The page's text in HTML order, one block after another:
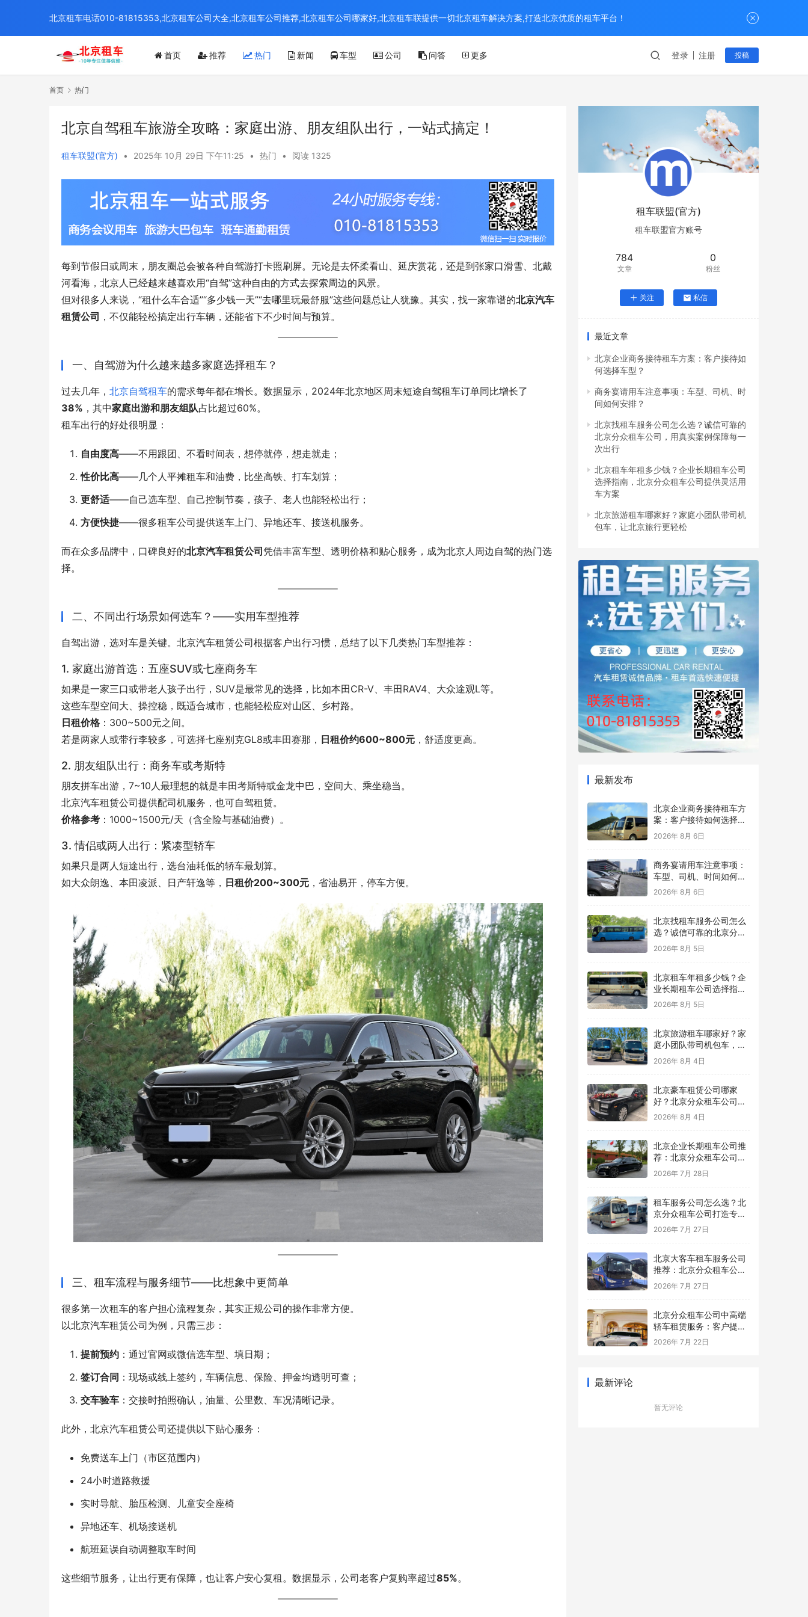
首页 推荐 热门 新闻 车型 公司 问答 更多 登录 注册 投稿
首页 热门
北京自驾租车旅游全攻略：家庭出游、朋友组队出行，一站式搞定！
租车联盟(官方) • 2025年 10月 29日 下午11:25 • 热门 • 阅读 1325
每到节假日或周末，朋友圈总会被各种自驾游打卡照刷屏。无论是去怀柔看山、延庆赏花，还是到张家口滑雪、北戴
河看海，北京人已经越来越喜欢用“自驾”这种自由的方式去探索周边的风景。
但对很多人来说，“租什么车合适”“多少钱一天”“去哪里玩最舒服”这些问题总让人犹豫。其实，找一家靠谱的北京汽车
租赁公司 ，不仅能轻松搞定出行车辆，还能省下不少时间与预算。
一、自驾游为什么越来越多家庭选择租车？
过去几年， 北京自驾租车的需求每年都在增长。数据显示，2024年北京地区周末短途自驾租车订单同比增长了
38% ，其中家庭出游和朋友组队占比超过60%。
租车出行的好处很明显：
自由度高——不用跟团、不看时间表，想停就停，想走就走；
性价比高——几个人平摊租车和油费，比坐高铁、打车划算；
更舒适——自己选车型、自己控制节奏，孩子、老人也能轻松出行；
方便快捷——很多租车公司提供送车上门、异地还车、接送机服务。
而在众多品牌中，口碑良好的北京汽车租赁公司 凭借丰富车型、透明价格和贴心服务，成为北京人周边自驾的热门选
择。
二、不同出行场景如何选车？——实用车型推荐
自驾出游，选对车是关键。北京汽车租赁公司根据客户出行习惯，总结了以下几类热门车型推荐：
1. 家庭出游首选：五座SUV或七座商务车
如果是一家三口或带老人孩子出行，SUV是最常见的选择，比如本田CR-V、丰田RAV4、大众途观L等。
这些车型空间大、操控稳，既适合城市，也能轻松应对山区、乡村路。
日租价格 ：300~500元之间。
若是两家人或带行李较多，可选择七座别克GL8或丰田赛那， 日租价约600~800元 ，舒适度更高。
2. 朋友组队出行：商务车或考斯特
朋友拼车出游，7~10人最理想的就是丰田考斯特或金龙中巴，空间大、乘坐稳当。
北京汽车租赁公司提供配司机服务，也可自驾租赁。
价格参考 ：1000~1500元/天（含全险与基础油费）。
3. 情侣或两人出行：紧凑型轿车
如果只是两人短途出行，选台油耗低的轿车最划算。
如大众朗逸、本田凌派、日产轩逸等， 日租价200~300元 ，省油易开，停车方便。
三、租车流程与服务细节——比想象中更简单
很多第一次租车的客户担心流程复杂，其实正规公司的操作非常方便。
以北京汽车租赁公司为例，只需三步：
提前预约 ：通过官网或微信选车型、填日期；
签订合同 ：现场或线上签约，车辆信息、保险、押金均透明可查；
交车验车 ：交接时拍照确认，油量、公里数、车况清晰记录。
此外，北京汽车租赁公司还提供以下贴心服务：
免费送车上门（市区范围内）
24小时道路救援
实时导航、胎压检测、儿童安全座椅
异地还车、机场接送机
航班延误自动调整取车时间
这些细节服务，让出行更有保障，也让客户安心复租。数据显示，公司老客户复购率超过85%。
租车联盟(官方)
租车联盟官方账号
784
文章
0
粉丝
关注 私信
最近文章
北京企业商务接待租车方案：客户接待如
何选择车型？
商务宴请用车注意事项：车型、司机、时
间如何安排？
北京找租车服务公司怎么选？诚信可靠的
北京分众租车公司，用真实案例保障每一
次出行
北京租车年租多少钱？企业长期租车公司
选择指南，北京分众租车公司提供灵活用
车方案
北京旅游租车哪家好？家庭小团队带司机
包车，让北京旅行更轻松
最新发布
北京企业商务接待租车方
案：客户接待如何选择车
型？
2026年 8月 6日
商务宴请用车注意事项：
车型、司机、时间如何安
排？
2026年 8月 6日
北京找租车服务公司怎么
选？诚信可靠的北京分众
租车公司，用真实案例保
障每一次出行
2026年 8月 5日
北京租车年租多少钱？企
业长期租车公司选择指
南，北京分众租车公司提
供灵活用车方案
2026年 8月 5日
北京旅游租车哪家好？家
庭小团队带司机包车，让
北京旅行更轻松
2026年 8月 4日
北京豪车租赁公司哪家
好？北京分众租车公司提
供高品质商务豪车出行服
2026年 8月 4日
北京企业长期租车公司推
荐：北京分众租车公司提
供稳定高效的企业用车方
2026年 7月 28日
租车服务公司怎么选？北
京分众租车公司打造专业
可靠的用车服务平台
2026年 7月 27日
北京大客车租车服务公司
推荐：北京分众租车公司
为团队出行提供专业保障
2026年 7月 27日
北京分众租车公司中高端
轿车租赁服务：客户提案
与广告拍摄用车推荐，车
型新更有品质
2026年 7月 22日
最新评论
暂无评论
北京租车电话010-81815353,北京租车公司大全,北京租车公司推荐,北京租车公司哪家好,北京租车联提供一切北京租车解决方案,打造北京优质的租车平台！